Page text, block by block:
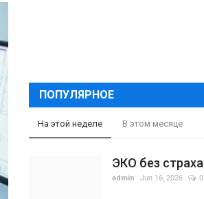
ПОПУЛЯРНОЕ
На этой неделе В этом месяце
ЭКО без страха
admin Jun 16, 2026 0